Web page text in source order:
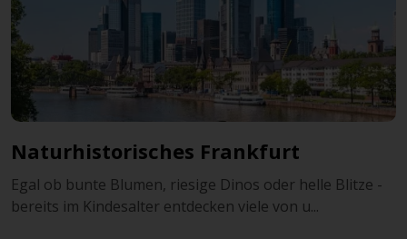
48 Stunden in Frankfurt: Zwischen
Palmen, Glas und Stahl
Frankfurt ist einfach anders als andere deutsche Städte: